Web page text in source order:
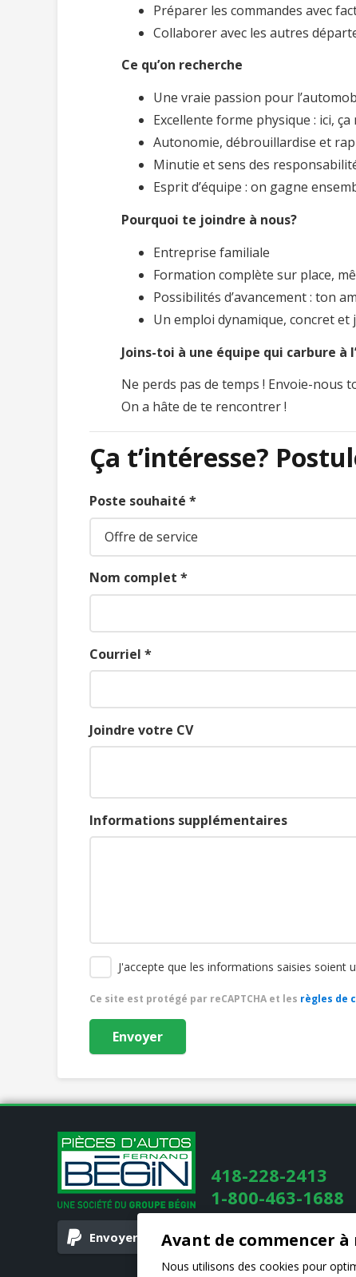
Préparer les commandes avec
Collaborer avec les autres
Ce qu’on recherche
Une vraie passion pour
Excellente forme physique : ici,
Autonomie, débrouillardise et
Minutie et sens des
Esprit d’équipe : on gagne
Pourquoi te joindre à nous?
Entreprise familiale
Formation complète sur place,
Possibilités d’avancement : ton
Un emploi dynamique, concret et
Joins-toi à une équipe qui carbure à
Ne perds pas de temps ! Envoie-nous
On a hâte de te rencontrer !
Ça t’intéresse?
Poste souhaité *
Nom complet *
Courriel *
Joindre votre CV
Informations supplémentaires
J'accepte que les informations saisies soient
Ce site est protégé par reCAPTCHA et les règles de
418-228-2413
1-800-463-1688
Envoyer votre paiement pour l’achat de
Avant de commencer
Nous utilisons des cookies pour